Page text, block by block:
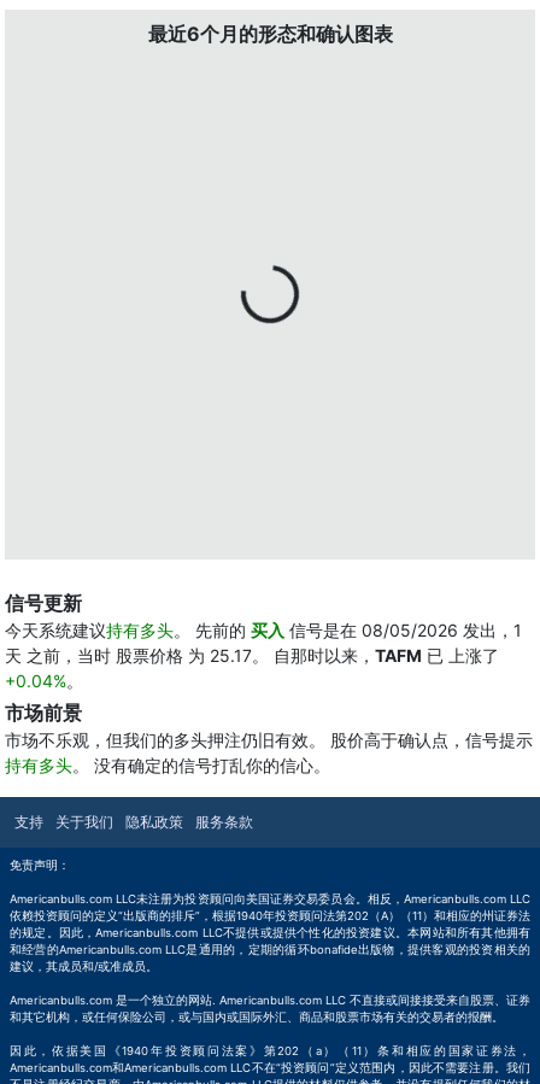
最近6个月的形态和确认图表
信号更新
今天系统建议持有多头。 先前的 买入 信号是在 08/05/2026 发出，1
天 之前，当时 股票价格 为 25.17。 自那时以来， TAFM 已 上涨了
+0.04%。
市场前景
市场不乐观，但我们的多头押注仍旧有效。 股价高于确认点，信号提示
持有多头。 没有确定的信号打乱你的信心。
支持 关于我们 隐私政策 服务条款
免责声明：
Americanbulls.com LLC未注册为投资顾问向美国证券交易委员会。相反，Americanbulls.com LLC
依赖投资顾问的定义“出版商的排斥”，根据1940年投资顾问法第202（A）（11）和相应的州证券法
的规定。因此，Americanbulls.com LLC不提供或提供个性化的投资建议。本网站和所有其他拥有
和经营的Americanbulls.com LLC是通用的，定期的循环bonafide出版物，提供客观的投资相关的
建议，其成员和/或准成员。
Americanbulls.com 是一个独立的网站. Americanbulls.com LLC 不直接或间接接受来自股票、证券
和其它机构，或任何保险公司，或与国内或国际外汇、商品和股票市场有关的交易者的报酬。
因此，依据美国《1940年投资顾问法案》第202（a）（11）条和相应的国家证券法，
Americanbulls.com和Americanbulls.com LLC不在“投资顾问”定义范围内，因此不需要注册。我们